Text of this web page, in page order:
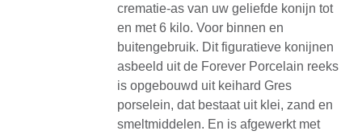
crematie-as van uw geliefde konijn tot
en met 6 kilo. Voor binnen en
buitengebruik. Dit figuratieve konijnen
asbeeld uit de Forever Porcelain reeks
is opgebouwd uit keihard Gres
porselein, dat bestaat uit klei, zand en
smeltmiddelen. En is afgewerkt met